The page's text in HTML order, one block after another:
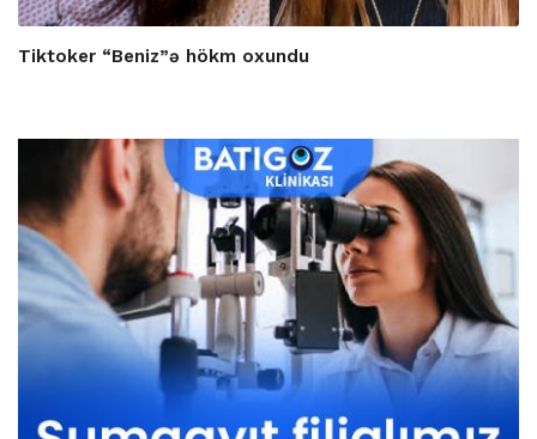
Tiktoker “Beniz”ə hökm oxundu